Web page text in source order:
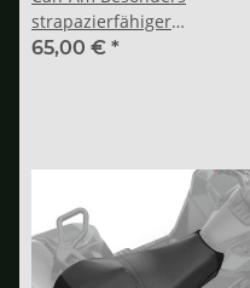
strapazierfähiger
Sitzbezug - G2, G2L
65,00 € *